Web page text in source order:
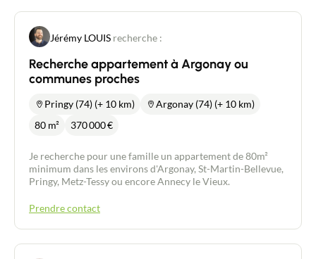
Jérémy LOUIS recherche :
Recherche appartement à Argonay ou
communes proches
Pringy (74) (+ 10 km)
Argonay (74) (+ 10 km)
80 m²
370 000€
Je recherche pour une famille un appartement de 80m²
minimum dans les environs d'Argonay, St-Martin-Bellevue,
Pringy, Metz-Tessy ou encore Annecy le Vieux.
Prendre contact